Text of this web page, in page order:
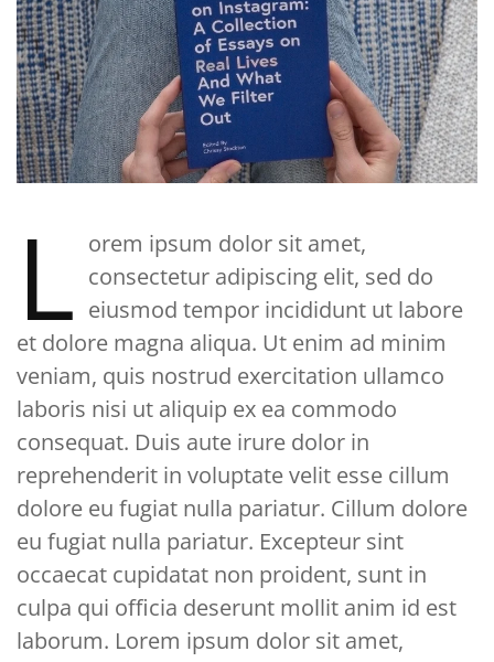
L orem ipsum dolor sit amet,
consectetur adipiscing elit, sed do
eiusmod tempor incididunt ut labore
et dolore magna aliqua. Ut enim ad minim
veniam, quis nostrud exercitation ullamco
laboris nisi ut aliquip ex ea commodo
consequat. Duis aute irure dolor in
reprehenderit in voluptate velit esse cillum
dolore eu fugiat nulla pariatur. Cillum dolore
eu fugiat nulla pariatur. Excepteur sint
occaecat cupidatat non proident, sunt in
culpa qui officia deserunt mollit anim id est
laborum. Lorem ipsum dolor sit amet,